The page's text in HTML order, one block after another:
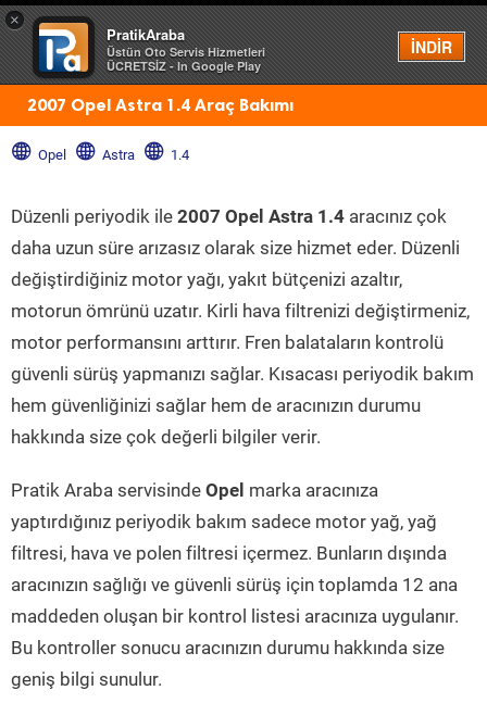
×
PratikAraba
Üstün Oto Servis Hizmetleri
ÜCRETSİZ - In Google Play
İNDİR
Menü
2007 Opel Astra 1.4 Araç Bakımı
Opel Astra 1.4
Düzenli periyodik ile 2007 Opel Astra 1.4 aracınız çok
daha uzun süre arızasız olarak size hizmet eder. Düzenli
değiştirdiğiniz motor yağı, yakıt bütçenizi azaltır,
motorun ömrünü uzatır. Kirli hava filtrenizi değiştirmeniz,
motor performansını arttırır. Fren balataların kontrolü
güvenli sürüş yapmanızı sağlar. Kısacası periyodik bakım
hem güvenliğinizi sağlar hem de aracınızın durumu
hakkında size çok değerli bilgiler verir.
Pratik Araba servisinde Opel marka aracınıza
yaptırdığınız periyodik bakım sadece motor yağ, yağ
filtresi, hava ve polen filtresi içermez. Bunların dışında
aracınızın sağlığı ve güvenli sürüş için toplamda 12 ana
maddeden oluşan bir kontrol listesi aracınıza uygulanır.
Bu kontroller sonucu aracınızın durumu hakkında size
geniş bilgi sunulur.